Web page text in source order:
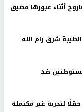
أثناء عبورها مضيق
شرق رام الله
ضد
حقلًا لتجربة غير مكتملة